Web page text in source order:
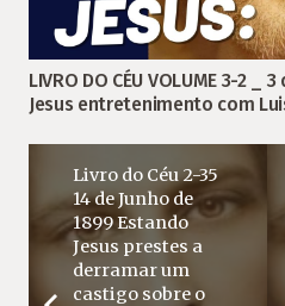
LIVRO DO CÉU VOLUME 3-2 _
Jesus entretenimento com
Livro do Céu 2-35
14 de Junho de
1899 Estando
Jesus prestes a
derramar um
castigo sobre o